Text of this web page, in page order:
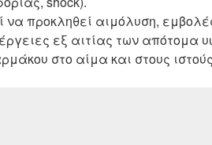
να προκληθεί αιμόλυση,
εξ αιτίας των απότομα
στο αίμα και στους